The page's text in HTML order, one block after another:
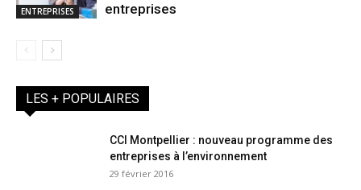
ENTREPRISES
entreprises
LES + POPULAIRES
CCI Montpellier : nouveau programme des
entreprises à l’environnement
29 février 2016